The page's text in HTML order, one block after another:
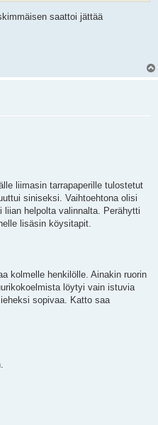
saattoi jättää
liimasin tarrapaperille tulostetut
siniseksi. Vaihtoehtona olisi
helpolta valinnalta. Perähytti
lisäsin köysitapit.
kolmelle henkilölle. Ainakin ruorin
löytyi vain istuvia
sopivaa. Katto saa